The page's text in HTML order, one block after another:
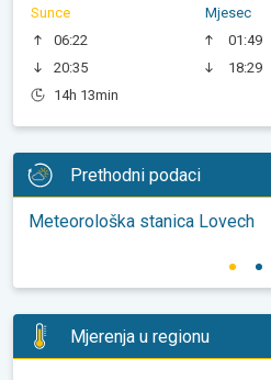
Sunce
06:22
20:35
14h 13min
Mjesec
01:49
18:29
Prethodni podaci
Meteorološka stanica Lovech
Mjerenja u regionu